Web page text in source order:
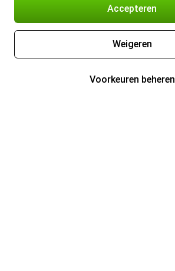
Accepteren
Weigeren
Voorkeuren beheren